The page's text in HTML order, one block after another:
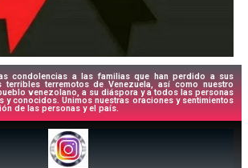
condolencias a las familias que han perdido a sus
terremotos de Venezuela, así como nuestro
venezolano, a su diáspora y a todos las personas
y conocidos. Unimos nuestras oraciones y sentimientos
de las personas y el país.